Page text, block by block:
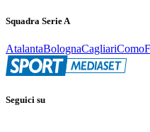
Squadra Serie A
AtalantaBolognaCagliariComo
Seguici su